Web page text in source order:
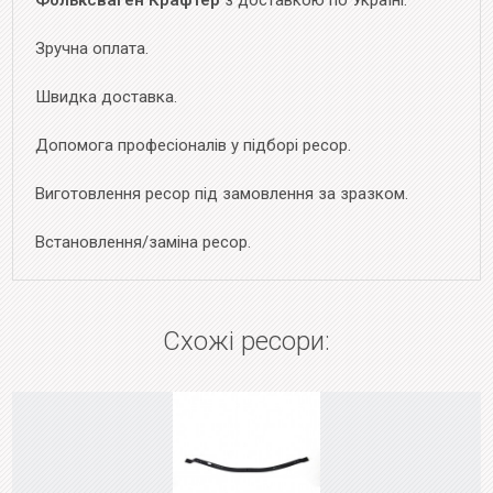
Зручна оплата.
Швидка доставка.
Допомога професіоналів у підборі ресор.
Виготовлення ресор під замовлення за зразком.
Встановлення/заміна ресор.
Схожі ресори: